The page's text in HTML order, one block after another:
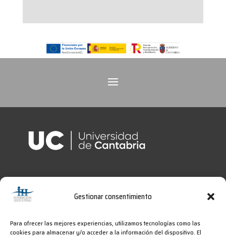
Gestionar consentimiento
Para ofrecer las mejores experiencias, utilizamos tecnologías como las
cookies para almacenar y/o acceder a la información del dispositivo. El